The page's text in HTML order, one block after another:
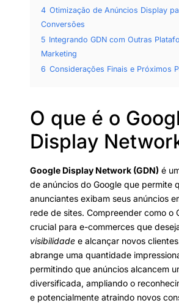
4 Otimização de Anúncios Display
Conversões
5 Integrando GDN com Outras
Marketing
6 Considerações Finais e Próximos
O que é o
Display
Google Display Network (GDN) é
de anúncios do Google que permite
anunciantes exibam seus anúncios
rede de sites. Compreender como o
crucial para e-commerces que
visibilidade e alcançar novos
abrange uma quantidade
permitindo que anúncios alcancem
diversificada, ampliando o
e potencialmente atraindo novos